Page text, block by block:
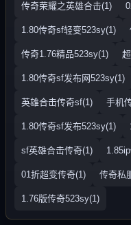
传奇荣耀之英雄合击(1)
1.80传奇sf轻变523sy(1)
传奇1.76精品523sy(1)
1.80传奇sf发布网523sy(1)
英雄合击传奇sf(1) 手机
1.80传奇sf发布523sy(1)
sf英雄合击传奇(1)
01折超变传奇(1) 传奇私
1.76版传奇523sy(1)